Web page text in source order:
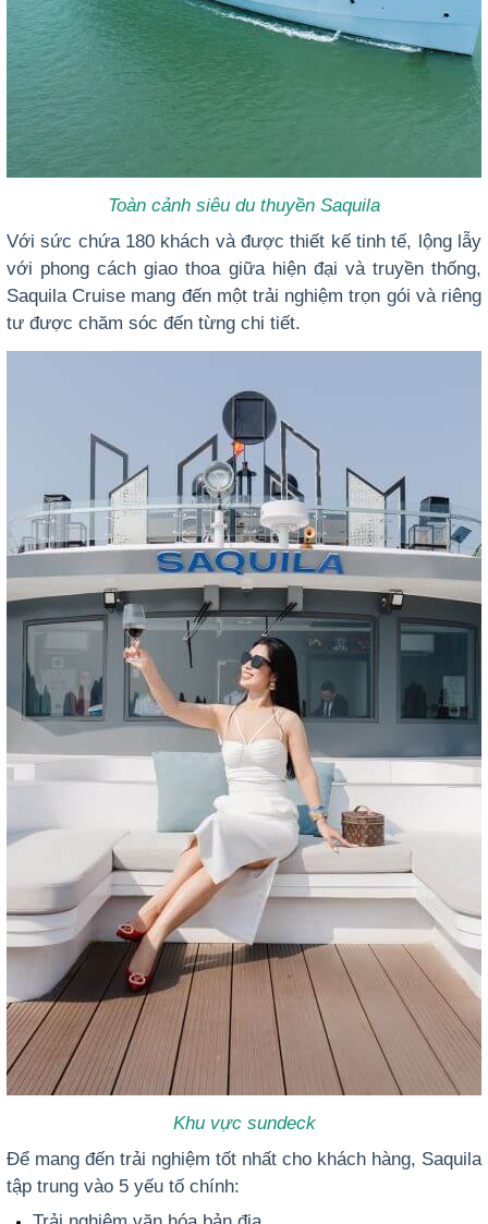
Toàn cảnh siêu du thuyền Saquila
Với sức chứa 180 khách và được thiết kế tinh tế, lộng lẫy
với phong cách giao thoa giữa hiện đại và truyền thống,
Saquila Cruise mang đến một trải nghiệm trọn gói và riêng
tư được chăm sóc đến từng chi tiết.
Khu vực sundeck
Để mang đến trải nghiệm tốt nhất cho khách hàng, Saquila
tập trung vào 5 yếu tố chính: